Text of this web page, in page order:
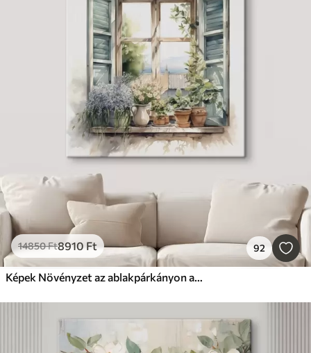
14850Ft8910Ft 92
Képek Növényzet az ablakpárkányon akvarell utánzata